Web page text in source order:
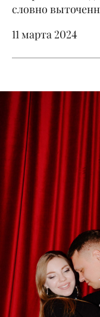
словно
11 марта 2024